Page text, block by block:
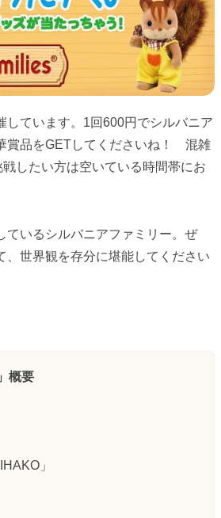
ています。1回600円でシルバニア
賞品をGETしてくださいね！ 混雑
したい方は空いている時間帯にお
ているシルバニアファミリー。ぜ
、世界観を存分に堪能してください
概要
」